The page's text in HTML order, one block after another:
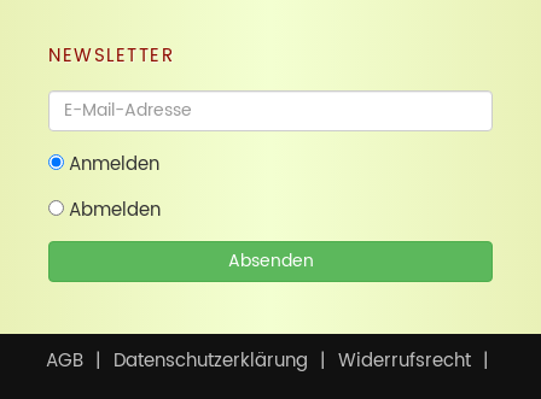
NEWSLETTER
Newsletter
Anmelden
Abmelden
Absenden
AGB Datenschutzerklärung
Widerrufsrecht